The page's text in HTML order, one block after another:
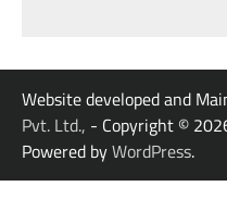
Website developed and
Pvt. Ltd., - Copyright ©
Powered byWordPress.